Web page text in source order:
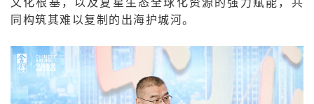
文化根基，以及复星生态全球化资源的强力赋能，共
同构筑其难以复制的出海护城河。